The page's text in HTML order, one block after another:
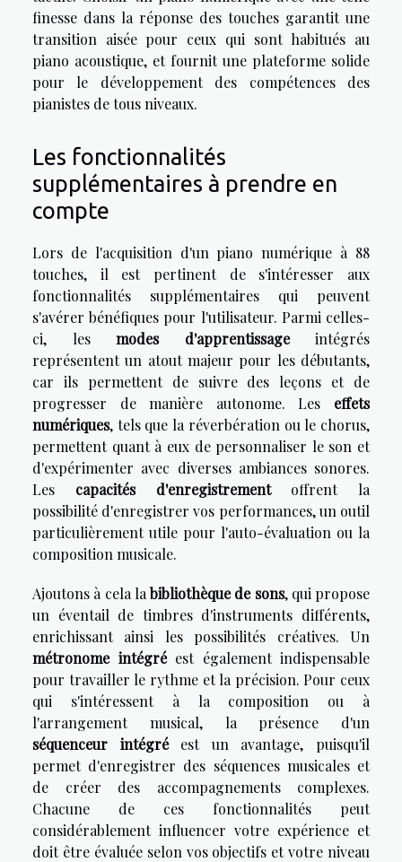
finesse dans la réponse des touches garantit une
transition aisée pour ceux qui sont habitués au
piano acoustique, et fournit une plateforme solide
pour le développement des compétences des
pianistes de tous niveaux.
Les fonctionnalités
supplémentaires à prendre en
compte
Lors de l'acquisition d'un piano numérique à 88
touches, il est pertinent de s'intéresser aux
fonctionnalités supplémentaires qui peuvent
s'avérer bénéfiques pour l'utilisateur. Parmi celles-
ci, les modes d'apprentissageintégrés
représentent un atout majeur pour les débutants,
car ils permettent de suivre des leçons et de
progresser de manière autonome. Les effets
numériques, tels que la réverbération ou le chorus,
permettent quant à eux de personnaliser le son et
d'expérimenter avec diverses ambiances sonores.
Les capacités d'enregistrementoffrent la
possibilité d'enregistrer vos performances, un outil
particulièrement utile pour l'auto-évaluation ou la
composition musicale.
Ajoutons à cela labibliothèque de sons, qui propose
un éventail de timbres d'instruments différents,
enrichissant ainsi les possibilités créatives. Un
métronome intégréest également indispensable
pour travailler le rythme et la précision. Pour ceux
qui s'intéressent à la composition ou à
l'arrangement musical, la présence d'un
séquenceur intégréest un avantage, puisqu'il
permet d'enregistrer des séquences musicales et
de créer des accompagnements complexes.
Chacune de ces fonctionnalités peut
considérablement influencer votre expérience et
doit être évaluée selon vos objectifs et votre niveau